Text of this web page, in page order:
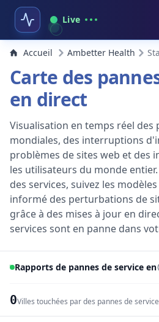
Live
Accueil Ambetter Health
Carte des
en direct
Visualisation en temps réel des
mondiales, des interruptions
problèmes de sites web et des
les utilisateurs du monde
des services, suivez les
informé des perturbations de
grâce à des mises à jour en
services sont en panne dans
Rapports de pannes de service
0Villes touchées par des pannes de service